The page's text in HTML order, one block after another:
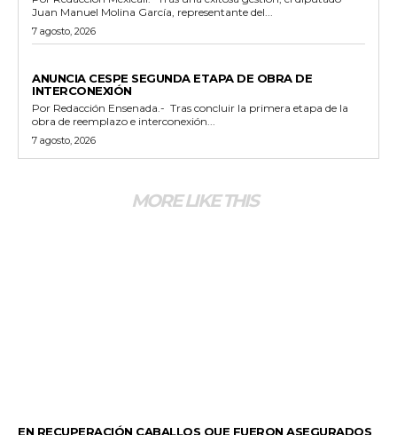
Juan Manuel Molina García, representante del...
7 agosto, 2026
ANUNCIA CESPE SEGUNDA ETAPA DE OBRA DE
INTERCONEXIÓN
Por Redacción Ensenada.- Tras concluir la primera etapa de la
obra de reemplazo e interconexión...
7 agosto, 2026
MORE LIKE THIS
EN RECUPERACIÓN CABALLOS QUE FUERON ASEGURADOS